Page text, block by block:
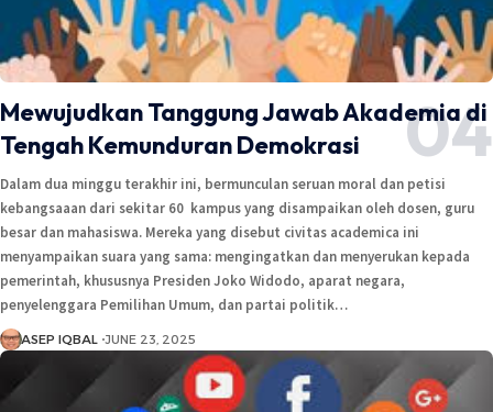
Mewujudkan Tanggung Jawab Akademia di
Tengah Kemunduran Demokrasi
Dalam dua minggu terakhir ini, bermunculan seruan moral dan petisi
kebangsaaan dari sekitar 60 kampus yang disampaikan oleh dosen, guru
besar dan mahasiswa. Mereka yang disebut civitas academica ini
menyampaikan suara yang sama: mengingatkan dan menyerukan kepada
pemerintah, khususnya Presiden Joko Widodo, aparat negara,
penyelenggara Pemilihan Umum, dan partai politik…
ASEP IQBAL JUNE 23, 2025